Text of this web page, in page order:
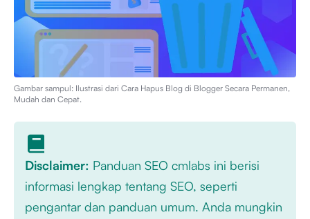
Gambar sampul: Ilustrasi dari Cara Hapus Blog di Blogger Secara Permanen,
Mudah dan Cepat.
Disclaimer: Panduan SEO cmlabs ini berisi
informasi lengkap tentang SEO, seperti
pengantar dan panduan umum. Anda mungkin